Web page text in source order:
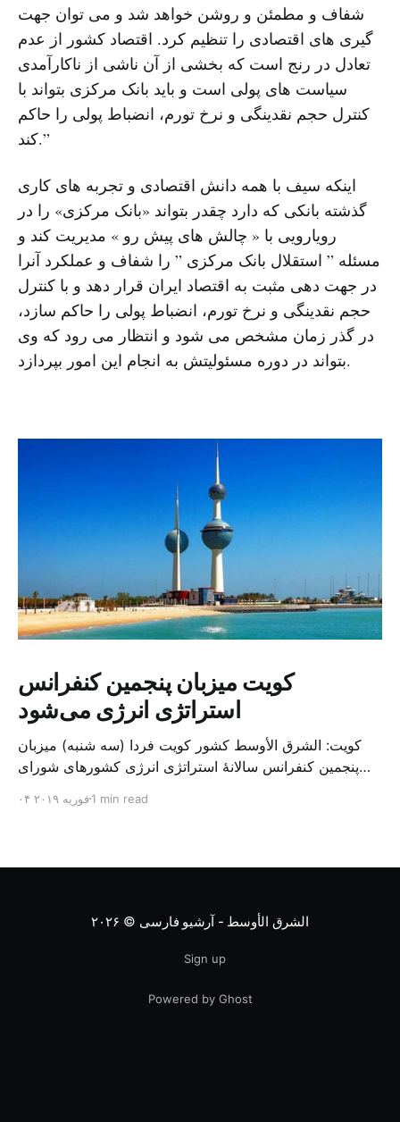
شفاف و مطمئن و روشن خواهد شد و می توان جهت
گیری های اقتصادی را تنظیم کرد. اقتصاد کشور از عدم
تعادل در رنج است که بخشی از آن ناشی از ناکارآمدی
سیاست های پولی است و باید بانک مرکزی بتواند با
کنترل حجم نقدینگی و نرخ تورم،‌ انضباط پولی را حاکم
کند.”
اینکه سیف با همه دانش اقتصادی و تجربه های کاری
گذشته بانکی که دارد چقدر بتواند «بانک مرکزی» را در
رویارویی با « چالش های پیش رو » مدیریت کند و
مسئله ” استقلال بانک مرکزی ” را شفاف و عملکرد آنرا
در جهت دهی مثبت به اقتصاد ایران قرار دهد و با کنترل
حجم نقدینگی و نرخ تورم، انضباط پولی را حاکم سازد،
در گذر زمان مشخص می شود و انتظار می رود که وی
بتواند در دوره مسئولیتش به انجام این امور بپردازد.
کویت میزبان پنجمین کنفرانس
استراتژی انرژی می‌شود
کویت: الشرق الأوسط کشور کویت فردا (سه شنبه) میزبان
پنجمین کنفرانس سالانهٔ استراتژی انرژی کشورهای شورای
متخصص از شرکت‌های جهانی نفت و گاز در این کنفرانس
۰۴ فوریه ۲۰۱۹1 min read
الشرق الأوسط - آرشیو فارسی © ۲۰۲۶
Sign up
Powered by Ghost